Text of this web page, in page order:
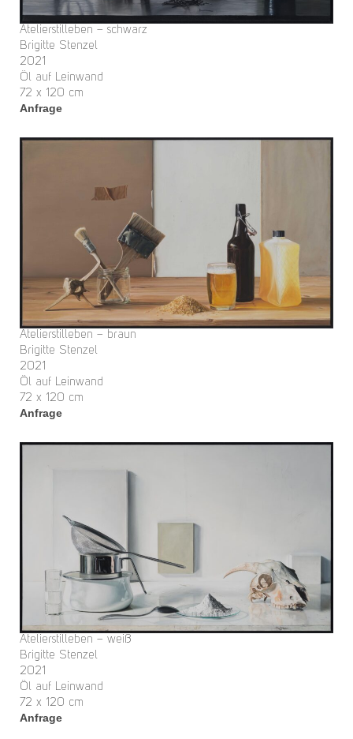
Atelierstilleben – schwarz
Brigitte Stenzel
2021
Öl auf Leinwand
72 x 120 cm
Anfrage
Atelierstilleben – braun
Brigitte Stenzel
2021
Öl auf Leinwand
72 x 120 cm
Anfrage
Atelierstilleben – weiß
Brigitte Stenzel
2021
Öl auf Leinwand
72 x 120 cm
Anfrage